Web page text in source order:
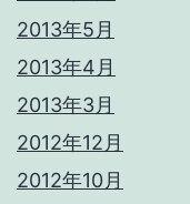
2013年5月
2013年4月
2013年3月
2012年12月
2012年10月